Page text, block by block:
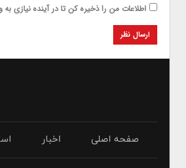
اطلاعات من را ذخیره کن تا در آینده نیازی به
صفحه اصلی اخبار